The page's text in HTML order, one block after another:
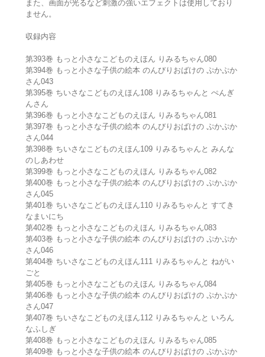
また、画面が光るなど刺激の強いエフェクトは使用しており
ません。
収録内容
第393巻 もっと小さなこどものえほん りみるちゃん080
第394巻 もっと小さな子供の絵本 のんびりおばけの ぷかぷか
さん043
第395巻 ちいさなこどものえほん108 りみるちゃんと ぺんぎ
んさん
第396巻 もっと小さなこどものえほん りみるちゃん081
第397巻 もっと小さな子供の絵本 のんびりおばけの ぷかぷか
さん044
第398巻 ちいさなこどものえほん109 りみるちゃんと みんな
のしあわせ
第399巻 もっと小さなこどものえほん りみるちゃん082
第400巻 もっと小さな子供の絵本 のんびりおばけの ぷかぷか
さん045
第401巻 ちいさなこどものえほん110 りみるちゃんと すてき
なまいにち
第402巻 もっと小さなこどものえほん りみるちゃん083
第403巻 もっと小さな子供の絵本 のんびりおばけの ぷかぷか
さん046
第404巻 ちいさなこどものえほん111 りみるちゃんと ねがい
ごと
第405巻 もっと小さなこどものえほん りみるちゃん084
第406巻 もっと小さな子供の絵本 のんびりおばけの ぷかぷか
さん047
第407巻 ちいさなこどものえほん112 りみるちゃんと いろん
なふしぎ
第408巻 もっと小さなこどものえほん りみるちゃん085
第409巻 もっと小さな子供の絵本 のんびりおばけの ぷかぷか